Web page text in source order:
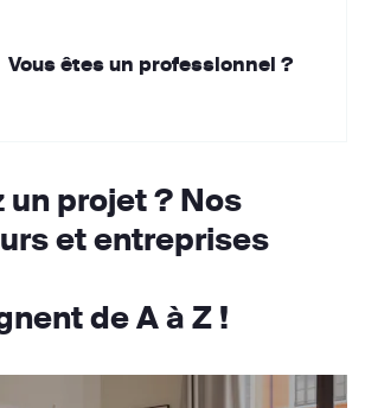
Vous êtes un professionnel ?
un projet ? Nos
et entreprises
de A à Z !